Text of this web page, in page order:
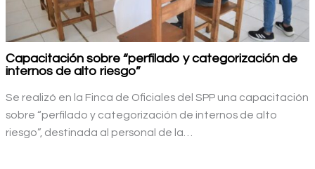
Capacitación sobre “perfilado y categorización de
internos de alto riesgo”
Se realizó en la Finca de Oficiales del SPP una capacitación
sobre “perfilado y categorización de internos de alto
riesgo”, destinada al personal de la…